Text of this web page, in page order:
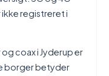
registreret i
coax i Jyderup er
borger betyder